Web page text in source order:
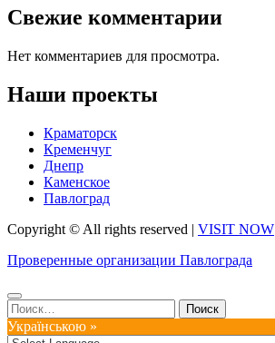
Свежие комментарии
Нет комментариев для просмотра.
Наши проекты
Краматорск
Кременчуг
Днепр
Каменское
Павлоград
Copyright © All rights reserved | VISIT NOW
Проверенные организации Павлограда
Найти:
Українською »